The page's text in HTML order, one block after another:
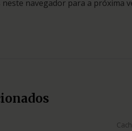
neste navegador para a próxima